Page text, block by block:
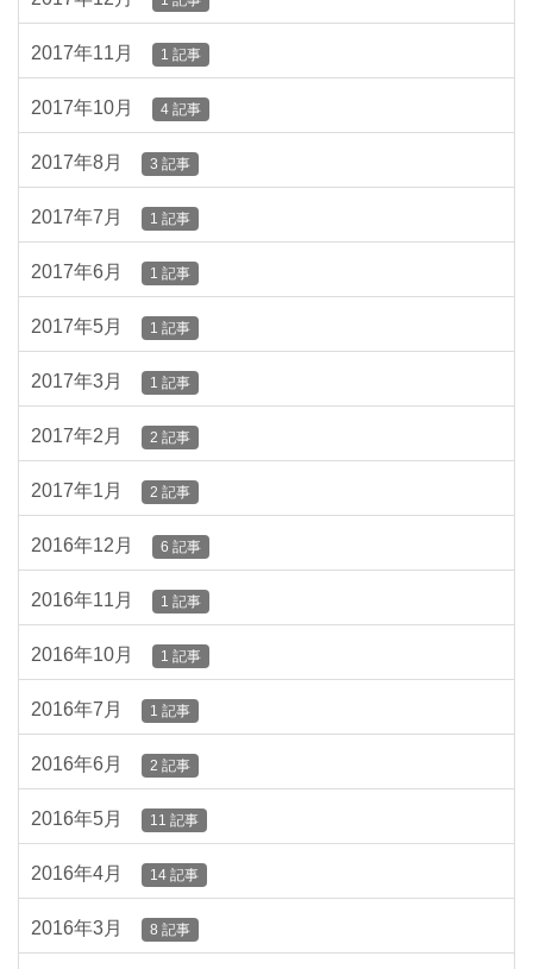
2017年11月 1 記事
2017年10月 4 記事
2017年8月 3 記事
2017年7月 1 記事
2017年6月 1 記事
2017年5月 1 記事
2017年3月 1 記事
2017年2月 2 記事
2017年1月 2 記事
2016年12月 6 記事
2016年11月 1 記事
2016年10月 1 記事
2016年7月 1 記事
2016年6月 2 記事
2016年5月 11 記事
2016年4月 14 記事
2016年3月 8 記事